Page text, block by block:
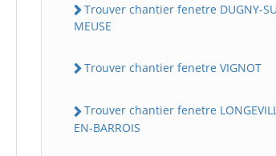
Trouver chantier fenetre DUGNY-
MEUSE
Trouver chantier fenetre VIGNOT
Trouver chantier fenetre
EN-BARROIS